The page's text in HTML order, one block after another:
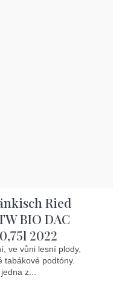
Ried
BIO DAC
2022
ve vůni lesní plody,
tabákové podtóny.
z...